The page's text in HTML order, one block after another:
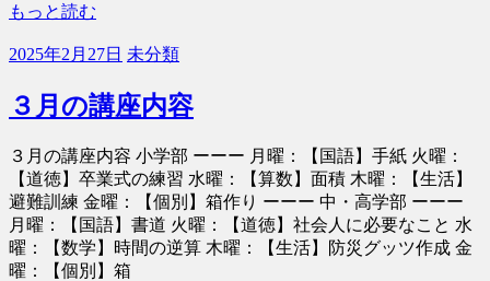
もっと読む
2025年2月27日 未分類
３月の講座内容
３月の講座内容 小学部 ーーー 月曜：【国語】手紙 火曜：
【道徳】卒業式の練習 水曜：【算数】面積 木曜：【生活】
避難訓練 金曜：【個別】箱作り ーーー 中・高学部 ーーー
月曜：【国語】書道 火曜：【道徳】社会人に必要なこと 水
曜：【数学】時間の逆算 木曜：【生活】防災グッツ作成 金
曜：【個別】箱